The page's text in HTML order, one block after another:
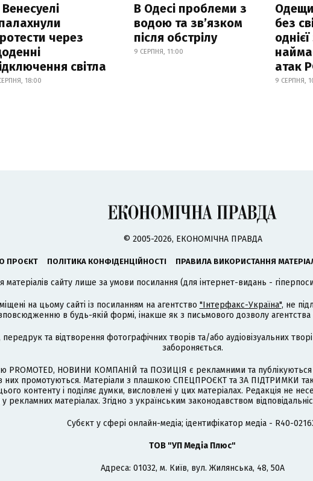
через
світла
18:00
В Одесі проблеми з
водою та звʼязком
після обстрілу
9 СЕРПНЯ, 11:00
без
однієї
атак
9 СЕРПНЯ,
© 2005-2026, ЕКОНОМІЧНА ПРАВДА
ПРОЄКТ ПОЛІТИКА КОНФІДЕНЦІЙНОСТІ ПРАВИЛА ВИКОРИСТАННЯ
матеріалів сайту лише за умови посилання (для інтернет-видань -
на цьому сайті із посиланням на агентство "Інтерфакс-Україна", не
в будь-якій формі, інакше як з письмового дозволу агентства
та відтворення фотографічних творів та/або аудіовізуальних
забороняється.
PROMOTED, НОВИНИ КОМПАНІЙ та ПОЗИЦІЯ є рекламними та
в них промотуються. Матеріали з плашкою СПЕЦПРОЄКТ та ЗА ПІДТРИМКИ
контенту і поділяє думки, висловлені у цих матеріалах. Редакція не
рекламних матеріалах. Згідно з українським законодавством
Cубєкт у сфері онлайн-медіа; ідентифікатор медіа - R40-
ТОВ "УП Медіа Плюс"
Адреса: 01032, м. Київ, вул. Жилянська, 48, 50А